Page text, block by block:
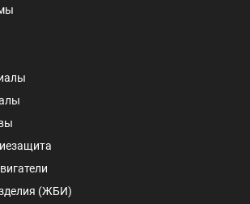
(ЖБИ)